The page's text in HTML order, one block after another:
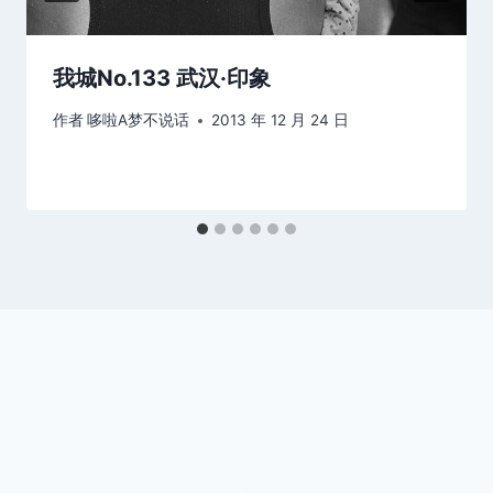
我城No.133 武汉·印象
作者哆啦A梦不说话 2013 年 12 月 24 日